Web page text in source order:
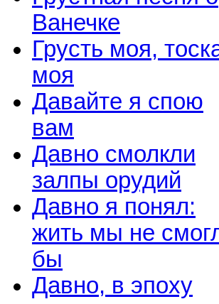
Ванечке
Грусть моя,
моя
Давайте я спою
вам
Давно смолкли
залпы орудий
Давно я понял:
жить мы не
бы
Давно, в эпоху